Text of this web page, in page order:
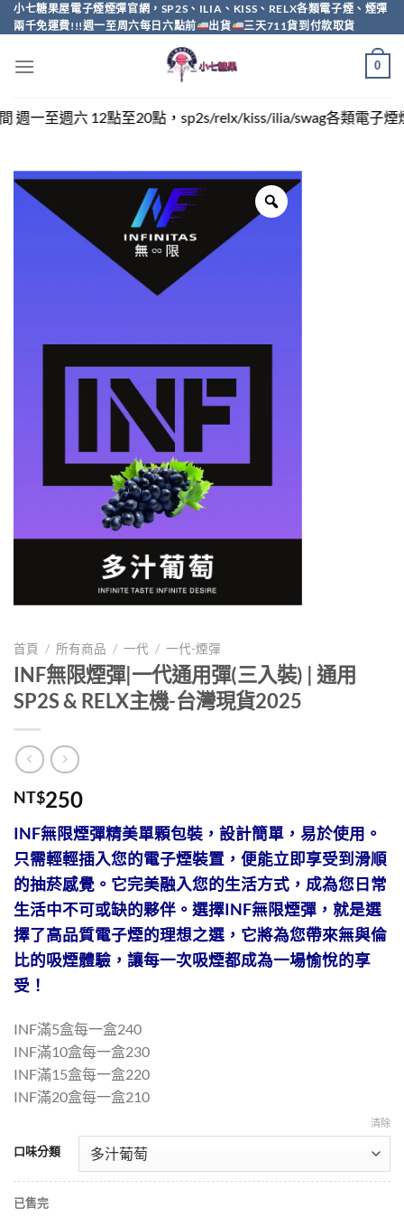
Skip
to
小七糖果屋電子煙煙彈官網，SP2S、ILIA、KISS、RELX各類電子煙、煙彈
兩千免運費!!!週一至周六每日六點前
出貨 三天711貨到付款取貨
0
六 12點至20點，sp2s/relx/kiss/ilia/swag各類電子煙煙彈買
首頁 / 所有商品 / 一代 / 一代-煙彈
INF無限煙彈|一代通用彈(三入裝) | 通用
SP2S & RELX主機-台灣現貨2025
NT$250
INF無限煙彈精美單顆包裝，設計簡單，易於使用。
只需輕輕插入您的電子煙裝置，便能立即享受到滑順
的抽菸感覺。它完美融入您的生活方式，成為您日常
生活中不可或缺的夥伴。選擇INF無限煙彈，就是選
擇了高品質電子煙的理想之選，它將為您帶來無與倫
比的吸煙體驗，讓每一次吸煙都成為一場愉悅的享
受！
INF滿5盒每一盒240
INF滿10盒每一盒230
INF滿15盒每一盒220
INF滿20盒每一盒210
口味分類
清除
已售完